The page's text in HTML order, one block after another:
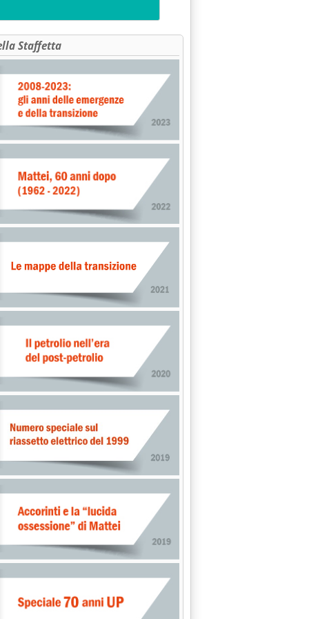
sul deposito scorie'
nel serbatoio del reattore Epr in Normandia'
Staffetta